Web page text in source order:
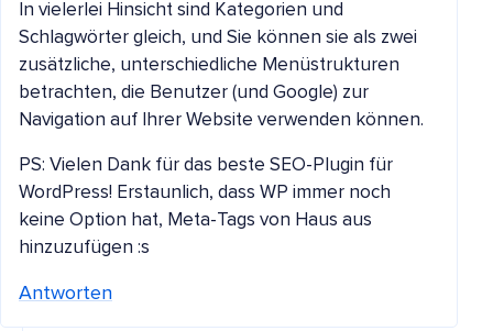
In vielerlei Hinsicht sind Kategorien und
Schlagwörter gleich, und Sie können sie als zwei
zusätzliche, unterschiedliche Menüstrukturen
betrachten, die Benutzer (und Google) zur
Navigation auf Ihrer Website verwenden können.
PS: Vielen Dank für das beste SEO-Plugin für
WordPress! Erstaunlich, dass WP immer noch
keine Option hat, Meta-Tags von Haus aus
hinzuzufügen :s
Antworten